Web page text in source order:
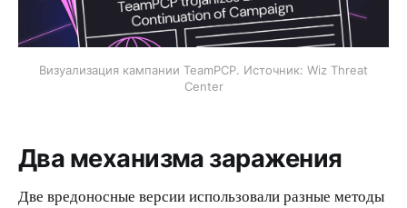
Визуализация кампании TeamPCP. Источник: Wiz Threat
Center
Два механизма заражения
Две вредоносные версии использовали разные методы